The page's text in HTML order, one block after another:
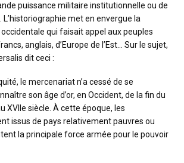
puissance militaire institutionnelle ou de
met en envergue la
qui faisait appel aux peuples
anglais, d’Europe de l’Est… Sur le sujet,
dit ceci :
le mercenariat n’a cessé de se
son âge d’or, en Occident, de la fin du
XVIIe siècle. À cette époque, les
issus de pays relativement pauvres ou
la principale force armée pour le pouvoir